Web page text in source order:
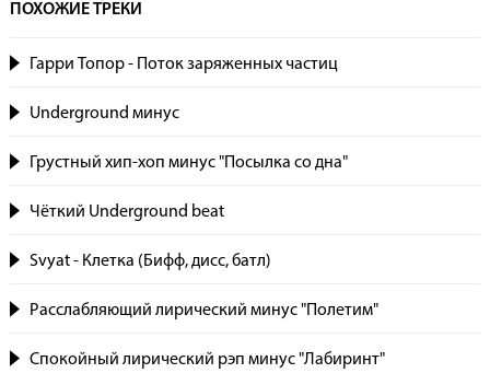
ПОХОЖИЕ ТРЕКИ
Гарри Топор - Поток заряженных частиц
Underground минус
Грустный хип-хоп минус "Посылка со дна"
Чёткий Underground beat
Svyat - Клетка (Бифф, дисс, батл)
Расслабляющий лирический минус "Полетим"
Спокойный лирический рэп минус "Лабиринт"